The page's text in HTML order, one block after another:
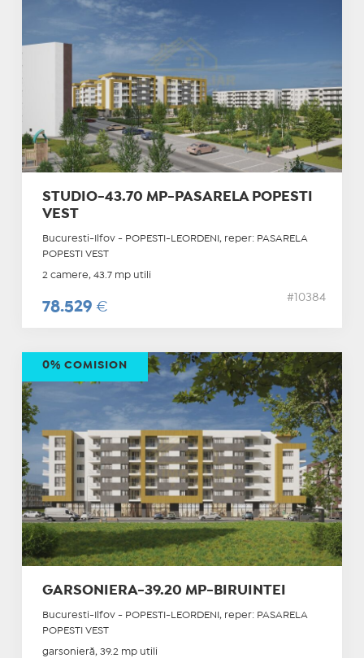
STUDIO-43.70 MP-PASARELA POPESTI
VEST
Bucuresti-Ilfov - POPESTI-LEORDENI, reper: PASARELA
POPESTI VEST
2 camere, 43.7 mp utili
78.529 €
#10384
GARSONIERA-39.20 MP-BIRUINTEI
Bucuresti-Ilfov - POPESTI-LEORDENI, reper: PASARELA
POPESTI VEST
garsonieră, 39.2 mp utili
0% COMISION